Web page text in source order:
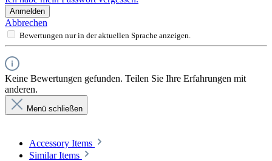
Anmelden
Abbrechen
Bewertungen nur in der aktuellen Sprache anzeigen.
Keine Bewertungen gefunden. Teilen Sie Ihre Erfahrungen mit
anderen.
Menü schließen
Accessory Items
Similar Items